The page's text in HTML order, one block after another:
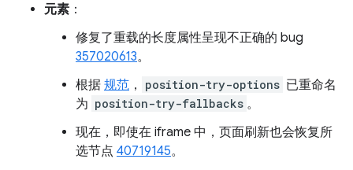
元素 ：
修复了重载的长度属性呈现不正确的 bug
357020613。
根据 规范 ， position-try-options 已重命名
为 position-try-fallbacks 。
现在，即使在 iframe 中，页面刷新也会恢复所
选节点 40719145。